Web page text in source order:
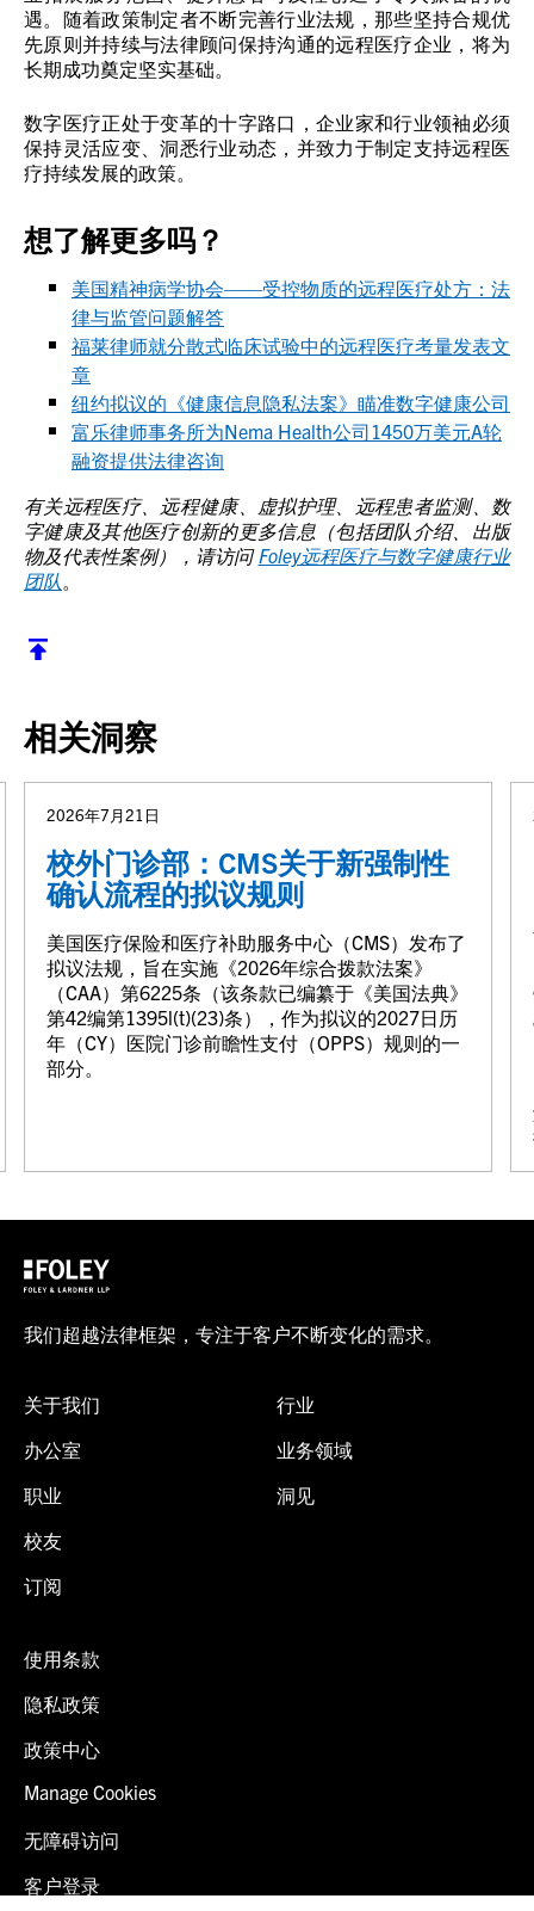
遇。随着政策制定者不断完善行业法规，那些坚持合规优
先原则并持续与法律顾问保持沟通的远程医疗企业，将为
长期成功奠定坚实基础。
数字医疗正处于变革的十字路口，企业家和行业领袖必须
保持灵活应变、洞悉行业动态，并致力于制定支持远程医
疗持续发展的政策。
想了解更多吗？
美国精神病学协会——受控物质的远程医疗处方：法
律与监管问题解答
福莱律师就分散式临床试验中的远程医疗考量发表文
章
纽约拟议的《健康信息隐私法案》瞄准数字健康公司
富乐律师事务所为Nema Health公司1450万美元A轮
融资提供法律咨询
有关远程医疗、远程健康、虚拟护理、远程患者监测、数
字健康及其他医疗创新的更多信息（包括团队介绍、出版
物及代表性案例），请访问Foley远程医疗与数字健康行业
团队 。
相关洞察
2026年7月21日
校外门诊部：CMS关于新强制性
确认流程的拟议规则
美国医疗保险和医疗补助服务中心（CMS）发布了
拟议法规，旨在实施《2026年综合拨款法案》
（CAA）第6225条（该条款已编纂于《美国法典》
第42编第1395l(t)(23)条），作为拟议的2027日历
年（CY）医院门诊前瞻性支付（OPPS）规则的一
部分。
我们超越法律框架，专注于客户不断变化的需求。
关于我们
办公室
职业
校友
订阅
行业
业务领域
洞见
使用条款
隐私政策
政策中心
Manage Cookies
无障碍访问
客户登录